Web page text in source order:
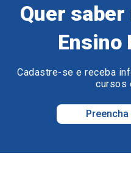
Quer
Ensino
Cadastre-se e receba
cursos